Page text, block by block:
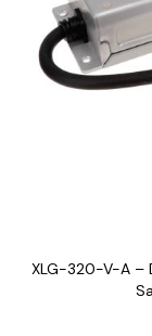
XLG-320-V-A –